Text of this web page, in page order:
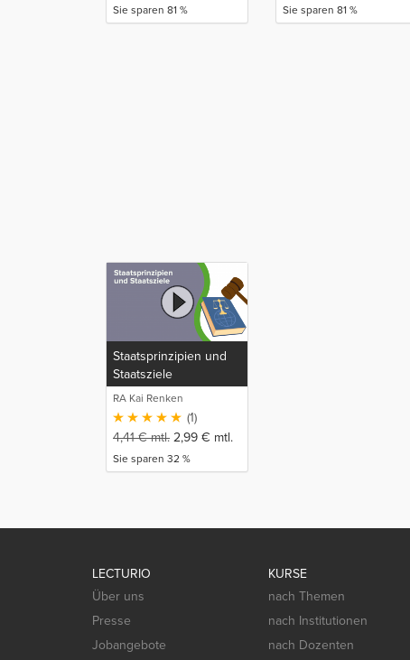
Sie sparen 81 % Sie sparen 81 %
Staatsprinzipien und
Staatsziele
RA Kai Renken
(1)
4,41€mtl. 2,99 € mtl.
Sie sparen 32 %
LECTURIO
Über uns
Presse
Jobangebote
KURSE
nach Themen
nach Institutionen
nach Dozenten